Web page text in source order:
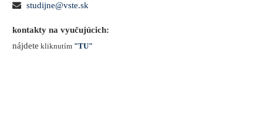
studijne@vste.sk
kontakty na vyučujúcich:
nájdete kliknutím "TU"